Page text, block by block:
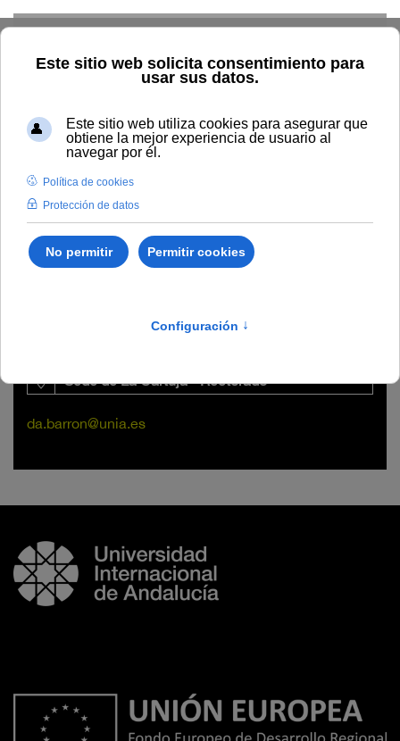
Home La UNIA Directorio
Personal administración y
Daniel Alejandro Barrón Guerra
Daniel Alejandro Barrón
Sede de La Cartuja - Rectorado
da.barron@unia.es